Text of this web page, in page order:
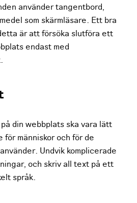
använder tangentbord,
som skärmläsare. Ett bra
är att försöka slutföra ett
endast med
din webbplats ska vara lätt
för människor och för de
Undvik komplicerade
och skriv all text på ett
språk.